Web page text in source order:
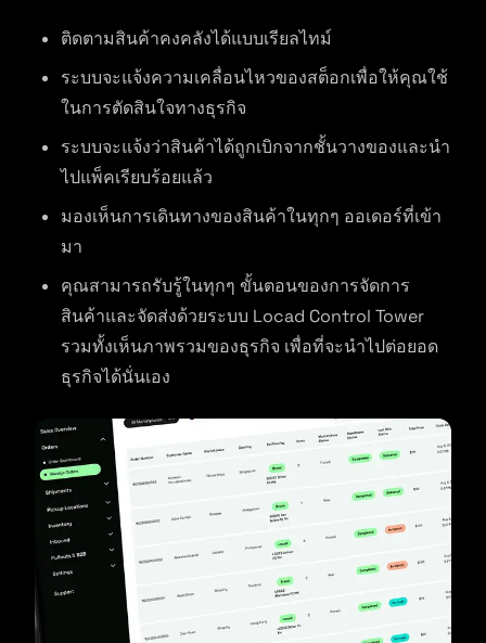
ติดตามสินค้าคงคลังได้แบบเรียลไทม์
ระบบจะแจ้งความเคลื่อนไหวของสต็อกเพื่อให้คุณใช้
ในการตัดสินใจทางธุรกิจ
ระบบจะแจ้งว่าสินค้าได้ถูกเบิกจากชั้นวางของและนำ
ไปแพ็คเรียบร้อยแล้ว
มองเห็นการเดินทางของสินค้าในทุกๆ ออเดอร์ที่เข้า
มา
คุณสามารถรับรู้ในทุกๆ ขั้นตอนของการจัดการ
สินค้าและจัดส่งด้วยระบบ Locad Control Tower
รวมทั้งเห็นภาพรวมของธุรกิจ เพื่อที่จะนำไปต่อยอด
ธุรกิจได้นั่นเอง